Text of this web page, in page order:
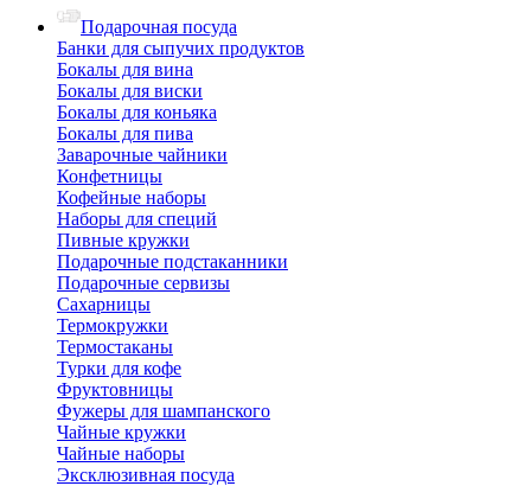
Подарочная посуда
Банки для сыпучих продуктов
Бокалы для вина
Бокалы для виски
Бокалы для коньяка
Бокалы для пива
Заварочные чайники
Конфетницы
Кофейные наборы
Наборы для специй
Пивные кружки
Подарочные подстаканники
Подарочные сервизы
Сахарницы
Термокружки
Термостаканы
Турки для кофе
Фруктовницы
Фужеры для шампанского
Чайные кружки
Чайные наборы
Эксклюзивная посуда